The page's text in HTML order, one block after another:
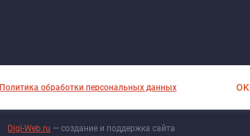
Digi-Web.ru — создание и поддержка сайта
Политика обработки персональных данных OK